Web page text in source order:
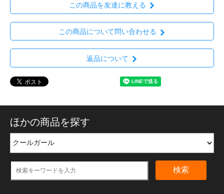
この商品を友達に教える
この商品について問い合わせる
返品について
ほかの商品を探す
検索